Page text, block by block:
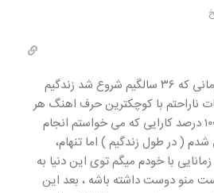
سلام من ۳۶ سالمه ، از زمانی که ۳۶ سالگیم شروع شد زندگیم
ناراحتم با کوچکترین حرف اهنگ هر
چیزی بغض می کنم ، از ۱۰۰ درصد کارایی که می خواستم انجام
موفق شدم ( در طول زندگیم ) اما تنهام،
با خودم میگم توی این دنیا به
منو دوست داشته باشه ، بعد این